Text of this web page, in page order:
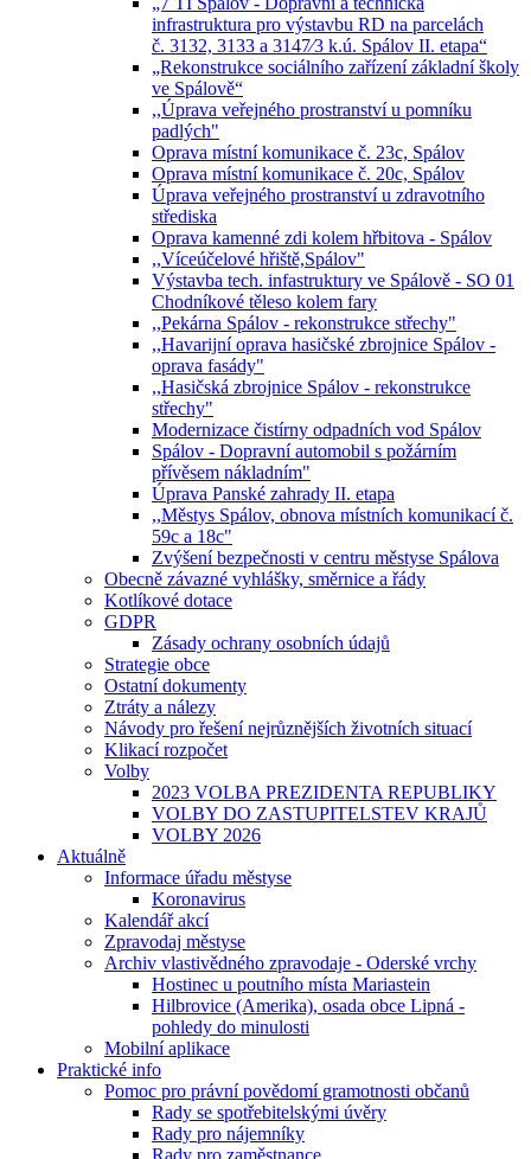
infrastruktura pro výstavbu RD na parcelách
č. 3132, 3133 a 3147⁄3 k.ú. Spálov II. etapa“
„Rekonstrukce sociálního zařízení základní školy
ve Spálově“
,,Úprava veřejného prostranství u pomníku
padlých"
Oprava místní komunikace č. 23c, Spálov
Oprava místní komunikace č. 20c, Spálov
Úprava veřejného prostranství u zdravotního
střediska
Oprava kamenné zdi kolem hřbitova - Spálov
,,Víceúčelové hřiště,Spálov"
Výstavba tech. infastruktury ve Spálově - SO 01
Chodníkové těleso kolem fary
,,Pekárna Spálov - rekonstrukce střechy"
,,Havarijní oprava hasičské zbrojnice Spálov -
oprava fasády"
,,Hasičská zbrojnice Spálov - rekonstrukce
střechy"
Modernizace čistírny odpadních vod Spálov
Spálov - Dopravní automobil s požárním
přívěsem nákladním"
Úprava Panské zahrady II. etapa
,,Městys Spálov, obnova místních komunikací č.
59c a 18c"
Zvýšení bezpečnosti v centru městyse Spálova
Obecně závazné vyhlášky, směrnice a řády
Kotlíkové dotace
GDPR
Zásady ochrany osobních údajů
Strategie obce
Ostatní dokumenty
Ztráty a nálezy
Návody pro řešení nejrůznějších životních situací
Klikací rozpočet
Volby
2023 VOLBA PREZIDENTA REPUBLIKY
VOLBY DO ZASTUPITELSTEV KRAJŮ
VOLBY 2026
Aktuálně
Informace úřadu městyse
Koronavirus
Kalendář akcí
Zpravodaj městyse
Archiv vlastivědného zpravodaje - Oderské vrchy
Hostinec u poutního místa Mariastein
Hilbrovice (Amerika), osada obce Lipná -
pohledy do minulosti
Mobilní aplikace
Praktické info
Pomoc pro právní povědomí gramotnosti občanů
Rady se spotřebitelskými úvěry
Rady pro nájemníky
Rady pro zaměstnance